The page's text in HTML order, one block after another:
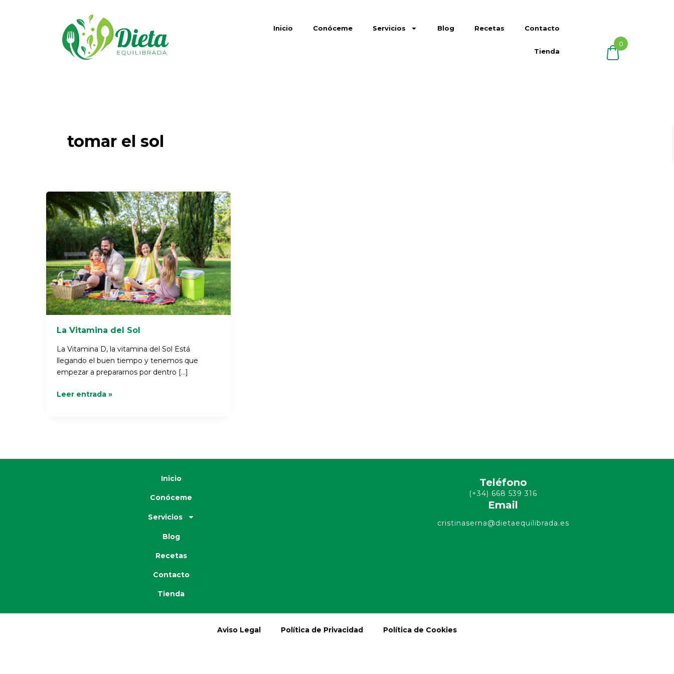
Inicio Conóceme Servicios Blog Recetas Contacto
Tienda
tomar el sol
La Vitamina del Sol
La Vitamina D, la vitamina del Sol Está
llegando el buen tiempo y tenemos que
empezar a prepararnos por dentro […]
Vitamina
del
Sol
Leer entrada »
Inicio
Conóceme
Servicios
Blog
Recetas
Contacto
Tienda
Teléfono
(+34) 668 539 316
Email
cristinaserna@dietaequilibrada.es
Aviso Legal Política de Privacidad Política de Cookies
0